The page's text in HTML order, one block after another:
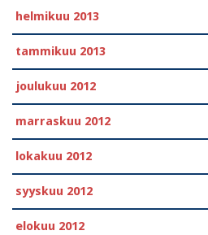
helmikuu 2013
tammikuu 2013
joulukuu 2012
marraskuu 2012
lokakuu 2012
syyskuu 2012
elokuu 2012